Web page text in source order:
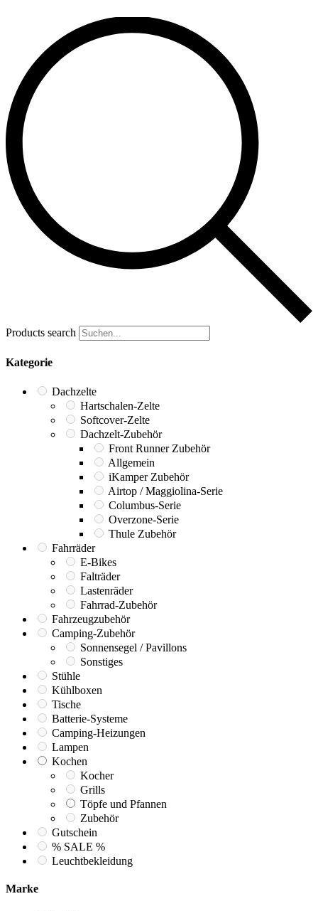
Products search
Kategorie
Dachzelte
Hartschalen-Zelte
Softcover-Zelte
Dachzelt-Zubehör
Front Runner Zubehör
Allgemein
iKamper Zubehör
Airtop / Maggiolina-Serie
Columbus-Serie
Overzone-Serie
Thule Zubehör
Fahrräder
E-Bikes
Falträder
Lastenräder
Fahrrad-Zubehör
Fahrzeugzubehör
Camping-Zubehör
Sonnensegel / Pavillons
Sonstiges
Stühle
Kühlboxen
Tische
Batterie-Systeme
Camping-Heizungen
Lampen
Kochen
Kocher
Grills
Töpfe und Pfannen
Zubehör
Gutschein
% SALE %
Leuchtbekleidung
Marke